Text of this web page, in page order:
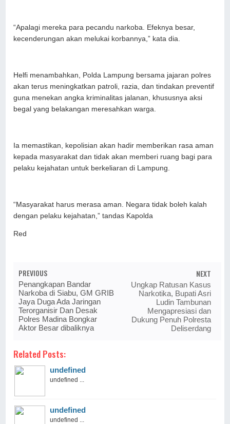
“Apalagi mereka para pecandu narkoba. Efeknya besar,
kecenderungan akan melukai korbannya,” kata dia.
Helfi menambahkan, Polda Lampung bersama jajaran polres
akan terus meningkatkan patroli, razia, dan tindakan preventif
guna menekan angka kriminalitas jalanan, khususnya aksi
begal yang belakangan meresahkan warga.
Ia memastikan, kepolisian akan hadir memberikan rasa aman
kepada masyarakat dan tidak akan memberi ruang bagi para
pelaku kejahatan untuk berkeliaran di Lampung.
“Masyarakat harus merasa aman. Negara tidak boleh kalah
dengan pelaku kejahatan,” tandas Kapolda
Red
PREVIOUS
Penangkapan Bandar
Narkoba di Siabu, GM GRIB
Jaya Duga Ada Jaringan
Terorganisir Dan Desak
Polres Madina Bongkar
Aktor Besar dibaliknya
NEXT
Ungkap Ratusan Kasus
Narkotika, Bupati Asri
Ludin Tambunan
Mengapresiasi dan
Dukung Penuh Polresta
Deliserdang
Related Posts:
undefined
undefined ...
undefined
undefined ...